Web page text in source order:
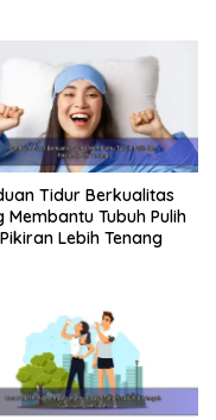
Tidur Berkualitas
Membantu Tubuh Pulih
Lebih Tenang